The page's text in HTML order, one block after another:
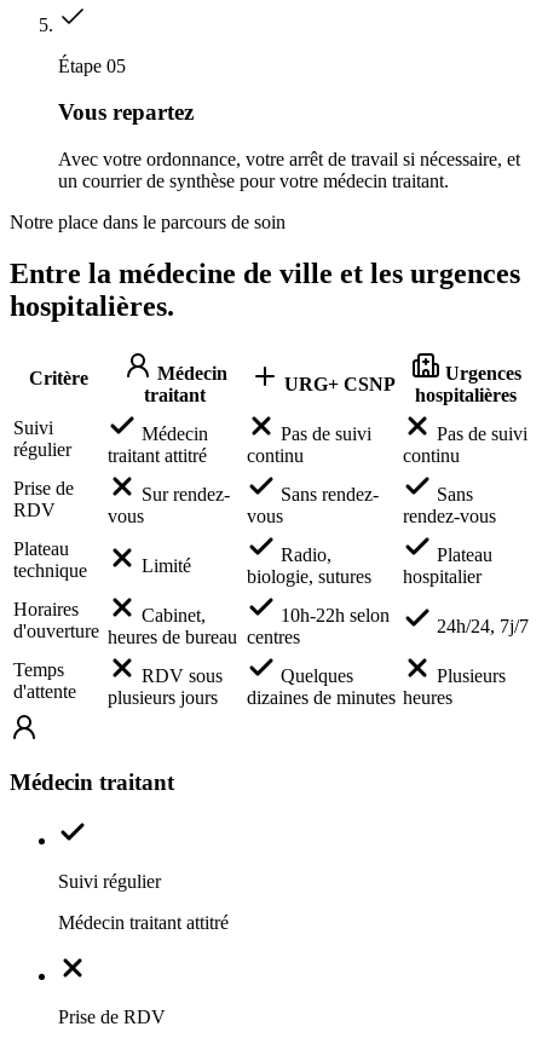
Étape 05
Vous repartez
Avec votre ordonnance, votre arrêt de travail si nécessaire, et
un courrier de synthèse pour votre médecin traitant.
Notre place dans le parcours de soin
Entre la médecine de ville et les urgences
hospitalières.
Critère
Médecin
traitant
URG+ CSNP
Urgences
hospitalières
Suivi
régulier
Médecin
traitant attitré
Pas de suivi
continu
Pas de suivi
continu
Prise de
RDV
Sur rendez-
vous
Sans rendez-
vous
Sans
rendez-vous
Plateau
technique
Limité
Radio,
biologie, sutures
Plateau
hospitalier
Horaires
d'ouverture
Cabinet,
heures de bureau
10h-22h selon
centres
24h/24, 7j/7
Temps
d'attente
RDV sous
plusieurs jours
Quelques
dizaines de minutes
Plusieurs
heures
Médecin traitant
Suivi régulier
Médecin traitant attitré
Prise de RDV